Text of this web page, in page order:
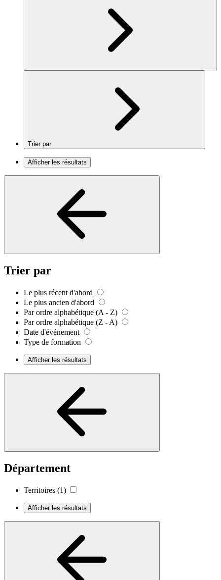
Trier par
Afficher les résultats
Trier par
Le plus récent d'abord
Le plus ancien d'abord
Par ordre alphabétique (A - Z)
Par ordre alphabétique (Z - A)
Date d'événement
Type de formation
Afficher les résultats
Département
Territoires (1)
Afficher les résultats